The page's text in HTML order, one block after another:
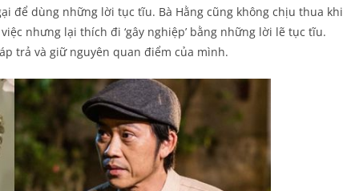
để dùng những lời tục tĩu. Bà Hằng cũng không chịu thua khi
nhưng lại thích đi ‘gây nghiệp’ bằng những lời lẽ tục tĩu.
trả và giữ nguyên quan điểm của mình.